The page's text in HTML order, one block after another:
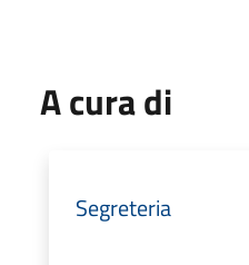
A cura di
Segreteria